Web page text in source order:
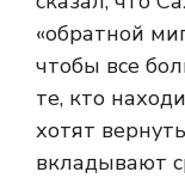
«обратной
чтобы все
те, кто
хотят
вкладывают